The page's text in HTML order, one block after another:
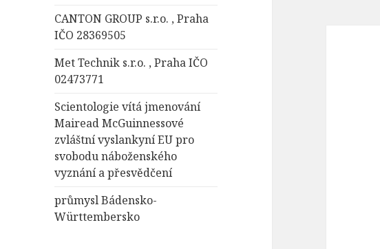
CANTON GROUP s.r.o. , Praha
IČO 28369505
Met Technik s.r.o. , Praha IČO
02473771
Scientologie vítá jmenování
Mairead McGuinnessové
zvláštní vyslankyní EU pro
svobodu náboženského
vyznání a přesvědčení
průmysl Bádensko-
Württembersko